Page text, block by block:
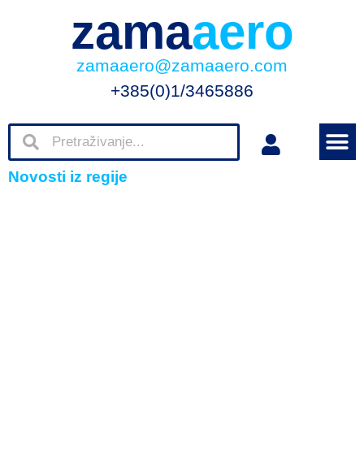
zamaaero
zamaaero@zamaaero.com
+385(0)1/3465886
Novosti iz regije